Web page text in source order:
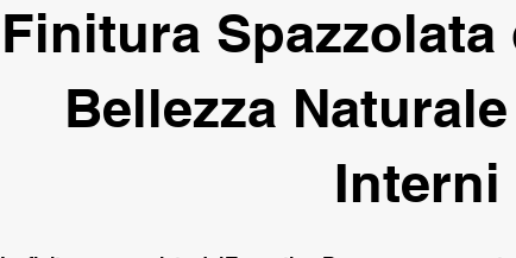
Finitura
Bellezza
Interni